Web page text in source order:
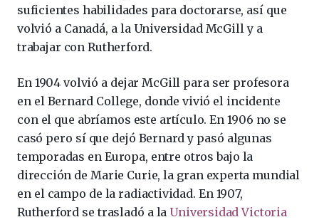
suficientes habilidades para doctorarse, así que
volvió a Canadá, a la Universidad McGill y a
trabajar con Rutherford.
En 1904 volvió a dejar McGill para ser profesora
en el Bernard College, donde vivió el incidente
con el que abríamos este artículo. En 1906 no se
casó pero sí que dejó Bernard y pasó algunas
temporadas en Europa, entre otros bajo la
dirección de Marie Curie, la gran experta mundial
en el campo de la radiactividad. En 1907,
Rutherford se trasladó a la Universidad Victoria